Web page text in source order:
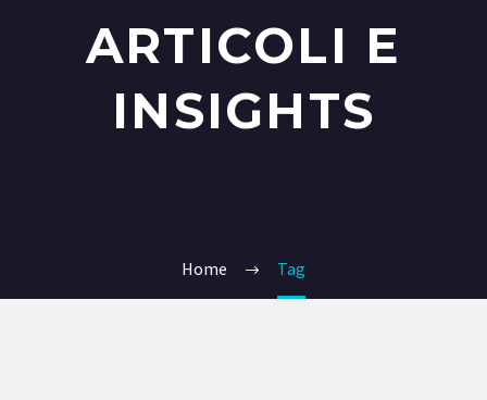
ARTICOLI E
INSIGHTS
Home Tag